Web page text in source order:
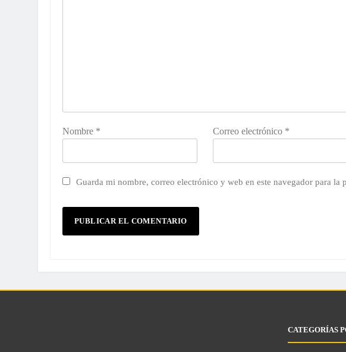
Nombre * Correo electrónico *
Guarda mi nombre, correo electrónico y web en este navegador para la
CATEGORÍAS